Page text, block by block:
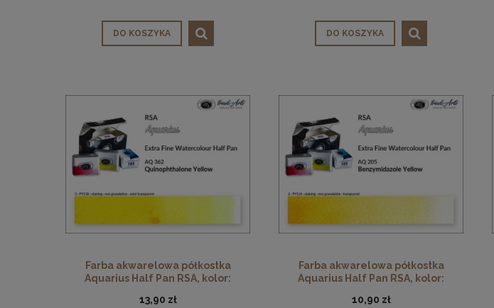
DO KOSZYKA DO KOSZYKA
Farba akwarelowa półkostka
Aquarius Half Pan RSA, kolor:
13,90 zł
Farba akwarelowa półkostka
Aquarius Half Pan RSA, kolor:
10,90 zł